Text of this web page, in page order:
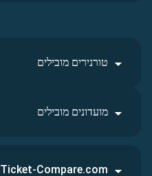
טורנירים מובילים
מועדונים מובילים
Ticket-Compare.com